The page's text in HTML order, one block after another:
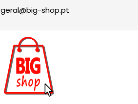
geral@big-shop.pt